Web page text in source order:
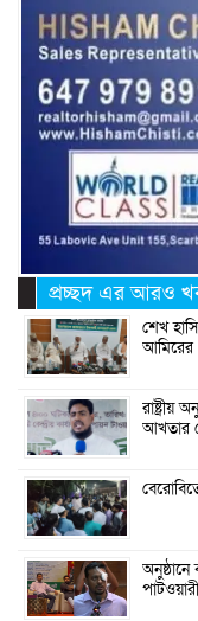
প্রচ্ছদ এর আরও
শেখ
আমিরের
রাষ্ট্রীয়
আখতার
পাটওয়ারী